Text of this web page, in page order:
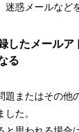
迷惑メールなど
したメール
る
題またはその他
た。